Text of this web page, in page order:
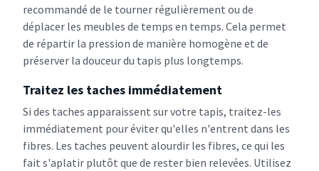
recommandé de le tourner régulièrement ou de
déplacer les meubles de temps en temps. Cela permet
de répartir la pression de manière homogène et de
préserver la douceur du tapis plus longtemps.
Traitez les taches immédiatement
Si des taches apparaissent sur votre tapis, traitez-les
immédiatement pour éviter qu'elles n'entrent dans les
fibres. Les taches peuvent alourdir les fibres, ce qui les
fait s'aplatir plutôt que de rester bien relevées. Utilisez